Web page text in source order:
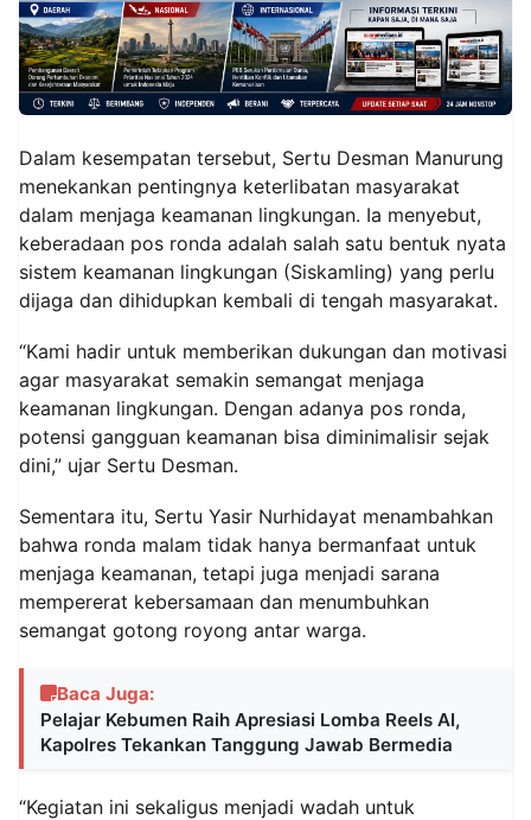
Dalam kesempatan tersebut, Sertu Desman Manurung
menekankan pentingnya keterlibatan masyarakat
dalam menjaga keamanan lingkungan. Ia menyebut,
keberadaan pos ronda adalah salah satu bentuk nyata
sistem keamanan lingkungan (Siskamling) yang perlu
dijaga dan dihidupkan kembali di tengah masyarakat.
“Kami hadir untuk memberikan dukungan dan motivasi
agar masyarakat semakin semangat menjaga
keamanan lingkungan. Dengan adanya pos ronda,
potensi gangguan keamanan bisa diminimalisir sejak
dini,” ujar Sertu Desman.
Sementara itu, Sertu Yasir Nurhidayat menambahkan
bahwa ronda malam tidak hanya bermanfaat untuk
menjaga keamanan, tetapi juga menjadi sarana
mempererat kebersamaan dan menumbuhkan
semangat gotong royong antar warga.
Baca Juga:
Pelajar Kebumen Raih Apresiasi Lomba Reels AI,
Kapolres Tekankan Tanggung Jawab Bermedia
“Kegiatan ini sekaligus menjadi wadah untuk